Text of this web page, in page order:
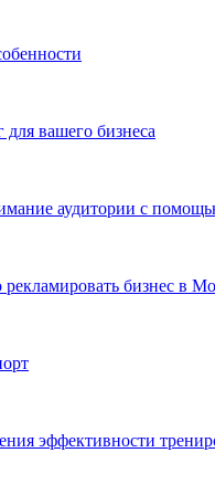
вашего бизнеса
аудитории с
бизнес в
эффективности